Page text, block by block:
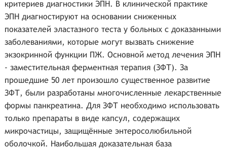
критериев диагностики ЭПН. В клинической практике
ЭПН диагностируют на основании сниженных
показателей эластазного теста у больных с доказанными
заболеваниями, которые могут вызвать снижение
экзокринной функции ПЖ. Основной метод лечения ЭПН
- заместительная ферментная терапия (ЗФТ). За
прошедшие 50 лет произошло существенное развитие
ЗФТ, были разработаны многочисленные лекарственные
формы панкреатина. Для ЗФТ необходимо использовать
только препараты в виде капсул, содержащих
микрочастицы, защищённые энтеросолюбильной
оболочкой. Наибольшая доказательная база